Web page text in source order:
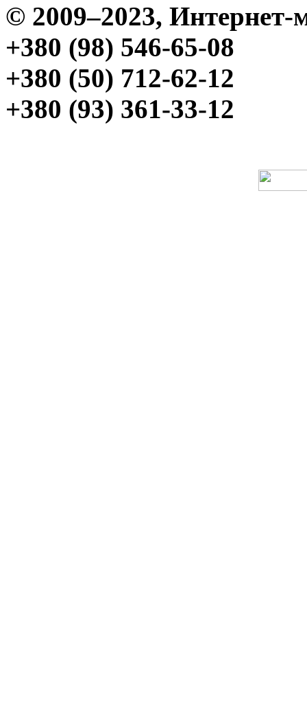
© 2009–2023,
+380 (98) 546-65-08
+380 (50) 712-62-12
+380 (93) 361-33-12